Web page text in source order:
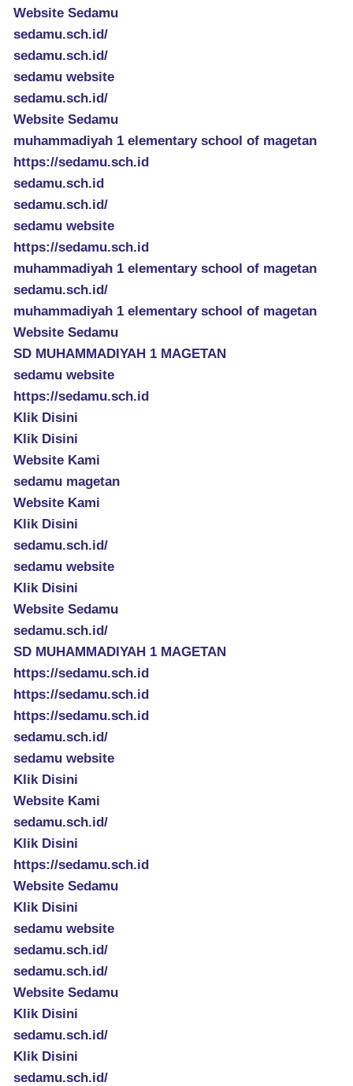
Website Sedamu
sedamu.sch.id/
sedamu.sch.id/
sedamu website
sedamu.sch.id/
Website Sedamu
muhammadiyah 1 elementary school of magetan
https://sedamu.sch.id
sedamu.sch.id
sedamu.sch.id/
sedamu website
https://sedamu.sch.id
muhammadiyah 1 elementary school of magetan
sedamu.sch.id/
muhammadiyah 1 elementary school of magetan
Website Sedamu
SD MUHAMMADIYAH 1 MAGETAN
sedamu website
https://sedamu.sch.id
Klik Disini
Klik Disini
Website Kami
sedamu magetan
Website Kami
Klik Disini
sedamu.sch.id/
sedamu website
Klik Disini
Website Sedamu
sedamu.sch.id/
SD MUHAMMADIYAH 1 MAGETAN
https://sedamu.sch.id
https://sedamu.sch.id
https://sedamu.sch.id
sedamu.sch.id/
sedamu website
Klik Disini
Website Kami
sedamu.sch.id/
Klik Disini
https://sedamu.sch.id
Website Sedamu
Klik Disini
sedamu website
sedamu.sch.id/
sedamu.sch.id/
Website Sedamu
Klik Disini
sedamu.sch.id/
Klik Disini
sedamu.sch.id/